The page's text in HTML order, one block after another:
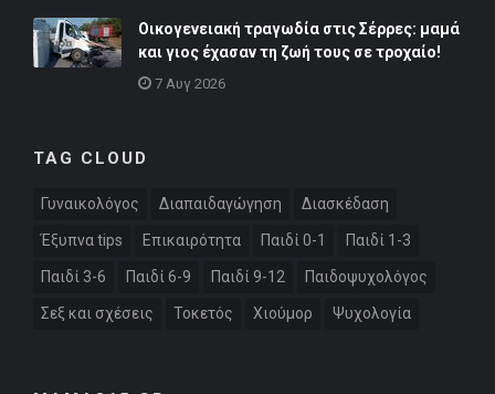
Οικογενειακή τραγωδία στις Σέρρες: μαμά
και γιος έχασαν τη ζωή τους σε τροχαίο!
7 Αυγ 2026
TAG CLOUD
Γυναικολόγος Διαπαιδαγώγηση Διασκέδαση
Έξυπνα tips Επικαιρότητα Παιδί 0-1 Παιδί 1-3
Παιδί 3-6 Παιδί 6-9 Παιδί 9-12 Παιδοψυχολόγος
Σεξ και σχέσεις Τοκετός Χιούμορ Ψυχολογία